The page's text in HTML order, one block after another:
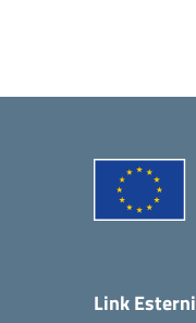
Link Esterni